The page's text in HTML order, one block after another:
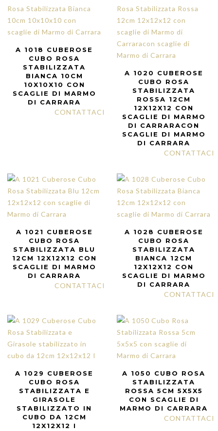
A 1018 CUBEROSE
CUBO ROSA
STABILIZZATA
BIANCA 10CM
10X10X10 CON
SCAGLIE DI MARMO
DI CARRARA
CONTATTACI
A 1020 CUBEROSE
CUBO ROSA
STABILIZZATA
ROSSA 12CM
12X12X12 CON
SCAGLIE DI MARMO
DI CARRARACON
SCAGLIE DI MARMO
DI CARRARA
CONTATTACI
A 1021 CUBEROSE
CUBO ROSA
STABILIZZATA BLU
12CM 12X12X12 CON
SCAGLIE DI MARMO
DI CARRARA
CONTATTACI
A 1028 CUBEROSE
CUBO ROSA
STABILIZZATA
BIANCA 12CM
12X12X12 CON
SCAGLIE DI MARMO
DI CARRARA
CONTATTACI
A 1029 CUBEROSE
CUBO ROSA
STABILIZZATA E
GIRASOLE
STABILIZZATO IN
CUBO DA 12CM
12X12X12 I
A 1050 CUBO ROSA
STABILIZZATA
ROSSA 5CM 5X5X5
CON SCAGLIE DI
MARMO DI CARRARA
CONTATTACI